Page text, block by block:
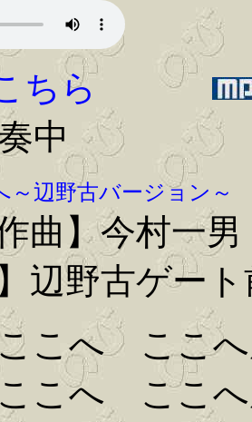
ちら
中
～辺野古バージョン～
曲】今村一男
辺野古ゲー
こへ ここ
こへ ここ